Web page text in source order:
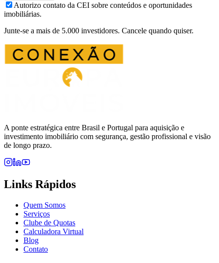
Autorizo contato da CEI sobre conteúdos e oportunidades
imobiliárias.
Junte-se a mais de 5.000 investidores. Cancele quando quiser.
A ponte estratégica entre Brasil e Portugal para aquisição e
investimento imobiliário com segurança, gestão profissional e visão
de longo prazo.
Links Rápidos
Quem Somos
Serviços
Clube de Quotas
Calculadora Virtual
Blog
Contato